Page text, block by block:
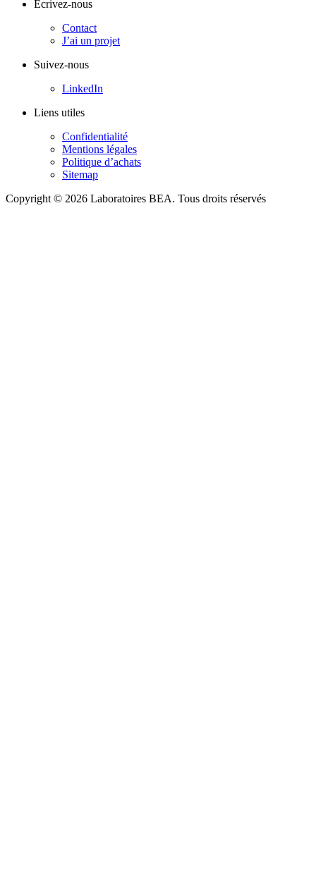
Écrivez-nous
Contact
J’ai un projet
Suivez-nous
LinkedIn
Liens utiles
Confidentialité
Mentions légales
Politique d’achats
Sitemap
Copyright © 2026 Laboratoires BEA. Tous droits réservés